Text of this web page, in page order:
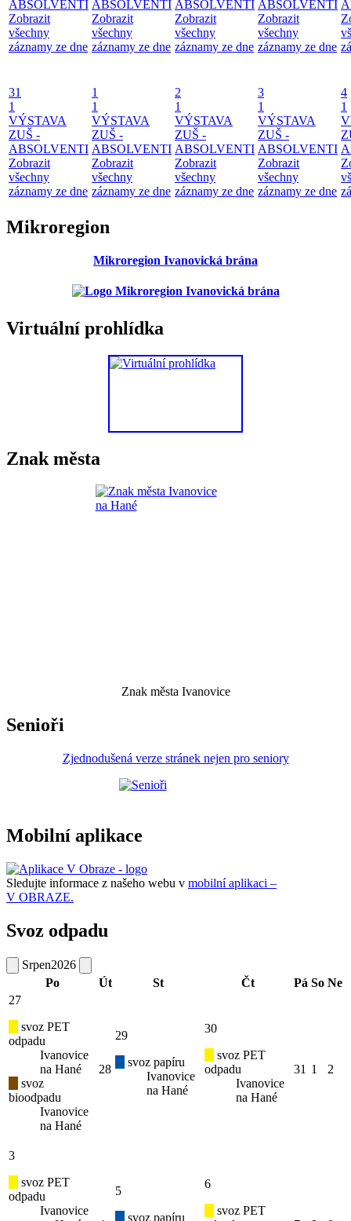
ABSOLVENTI
Zobrazit
všechny
záznamy ze dne
ABSOLVENTI
Zobrazit
všechny
záznamy ze dne
ABSOLVENTI
Zobrazit
všechny
záznamy ze dne
ABSOLVENTI
Zobrazit
všechny
záznamy ze dne
31
1
VÝSTAVA
ZUŠ -
ABSOLVENTI
Zobrazit
všechny
záznamy ze dne
1
1
VÝSTAVA
ZUŠ -
ABSOLVENTI
Zobrazit
všechny
záznamy ze dne
2
1
VÝSTAVA
ZUŠ -
ABSOLVENTI
Zobrazit
všechny
záznamy ze dne
3
1
VÝSTAVA
ZUŠ -
ABSOLVENTI
Zobrazit
všechny
záznamy ze dne
4
1
Mikroregion
Mikroregion Ivanovická brána
Virtuální prohlídka
Znak města
Znak města Ivanovice
Senioři
Zjednodušená verze stránek nejen pro seniory
Mobilní aplikace
Sledujte informace z našeho webu v mobilní aplikaci –
V OBRAZE.
Svoz odpadu
Srpen2026
Po
Út St Čt Pá So Ne
27
svoz PET
odpadu
Ivanovice
na Hané
svoz
bioodpadu
Ivanovice
na Hané
28
29
svoz papíru
Ivanovice
na Hané
30
svoz PET
odpadu
Ivanovice
na Hané
31 1 2
3
svoz PET
odpadu
Ivanovice
5
svoz papíru
6
svoz PET